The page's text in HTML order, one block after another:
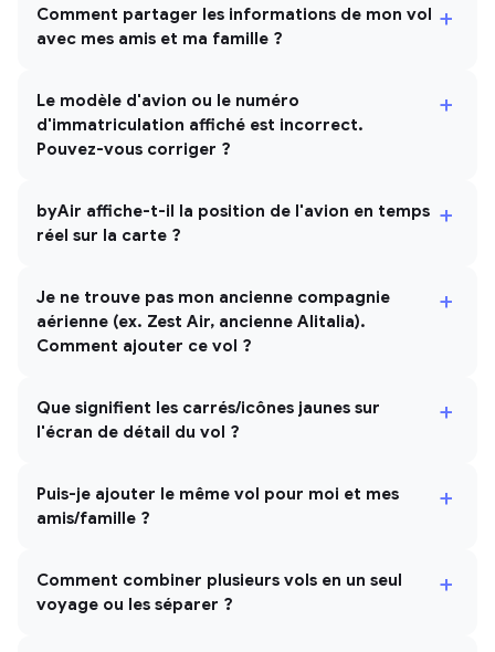
Comment partager les informations de mon vol
avec mes amis et ma famille ?
+
Le modèle d'avion ou le numéro
d'immatriculation affiché est incorrect.
Pouvez-vous corriger ?
+
byAir affiche-t-il la position de l'avion en temps
réel sur la carte ?
+
Je ne trouve pas mon ancienne compagnie
aérienne (ex. Zest Air, ancienne Alitalia).
Comment ajouter ce vol ?
+
Que signifient les carrés/icônes jaunes sur
l'écran de détail du vol ?
+
Puis-je ajouter le même vol pour moi et mes
amis/famille ?
+
Comment combiner plusieurs vols en un seul
voyage ou les séparer ?
+